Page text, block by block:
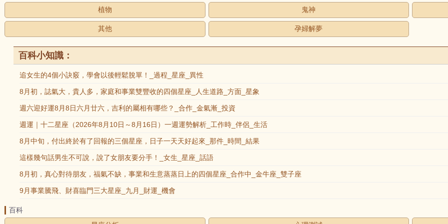
植物 鬼神
其他 孕婦解夢
百科小知識：
追女生的4個小訣竅，學會以後輕鬆脫單！_過程_星座_異性
8月初，誌氣大，貴人多，家庭和事業雙豐收的四個星座_人生道路_方面_星象
週六迎好運8月8日六月廿六，吉利的屬相有哪些？_合作_金氣漸_投資
週運｜十二星座（2026年8月10日～8月16日）一週運勢解析_工作時_伴侶_生活
8月中旬，付出終於有了回報的三個星座，日子一天天好起來_那件_時間_結果
這樣幾句話男生不可說，說了女朋友要分手！_女生_星座_話語
8月初，真心對待朋友，福氣不缺，事業和生意蒸蒸日上的四個星座_合作中_金牛座_雙子座
9月事業騰飛、財喜臨門三大星座_九月_財運_機會
百科